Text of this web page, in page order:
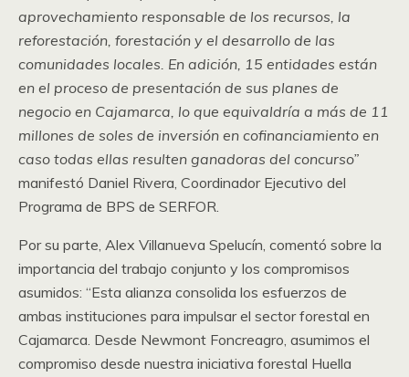
aprovechamiento responsable de los recursos, la
reforestación, forestación y el desarrollo de las
comunidades locales. En adición, 15 entidades están
en el proceso de presentación de sus planes de
negocio en Cajamarca, lo que equivaldría a más de 11
millones de soles de inversión en cofinanciamiento en
caso todas ellas resulten ganadoras del concurso”
manifestó Daniel Rivera, Coordinador Ejecutivo del
Programa de BPS de SERFOR.
Por su parte, Alex Villanueva Spelucín, comentó sobre la
importancia del trabajo conjunto y los compromisos
asumidos: “Esta alianza consolida los esfuerzos de
ambas instituciones para impulsar el sector forestal en
Cajamarca. Desde Newmont Foncreagro, asumimos el
compromiso desde nuestra iniciativa forestal Huella